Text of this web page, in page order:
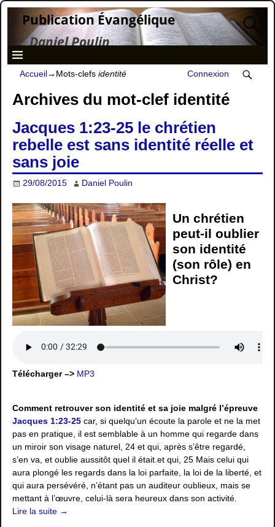
Publication Évangélique
Daniel Poulin
Accueil→Mots-clefs identité Connexion
Archives du mot-clef identité
Jacques 1:23-25 le chrétien
rebelle est sans identité réelle et
sans joie
29/08/2015 Daniel Poulin
Un chrétien
peut-il oublier
son identité
(son rôle) en
Christ?
Télécharger –> MP3
Comment retrouver son identité et sa joie malgré l’épreuve
Jacques 1:23-25 car, si quelqu’un écoute la parole et ne la met
pas en pratique, il est semblable à un homme qui regarde dans
un miroir son visage naturel, 24 et qui, après s’être regardé,
s’en va, et oublie aussitôt quel il était.et qui, 25 Mais celui qui
aura plongé les regards dans la loi parfaite, la loi de la liberté, et
qui aura persévéré, n’étant pas un auditeur oublieux, mais se
mettant à l’œuvre, celui-là sera heureux dans son activité.
Lire la suite →